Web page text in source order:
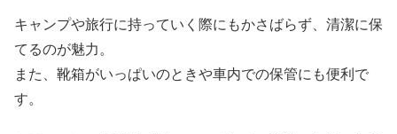
キャンプや旅行に持っていく際にもかさばらず、清潔に保
てるのが魅力。
また、靴箱がいっぱいのときや車内での保管にも便利で
す。